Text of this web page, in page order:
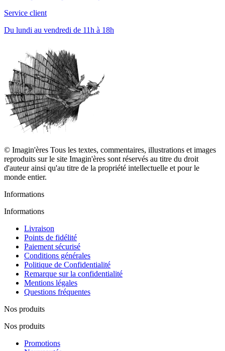
Service client
Du lundi au vendredi de 11h à 18h
© Imagin'ères Tous les textes, commentaires, illustrations et images
reproduits sur le site Imagin'ères sont réservés au titre du droit
d'auteur ainsi qu'au titre de la propriété intellectuelle et pour le
monde entier.
Informations
Informations
Livraison
Points de fidélité
Paiement sécurisé
Conditions générales
Politique de Confidentialité
Remarque sur la confidentialité
Mentions légales
Questions fréquentes
Nos produits
Nos produits
Promotions